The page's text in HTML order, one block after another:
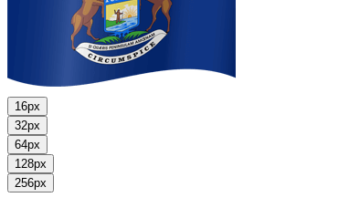
16px
32px
64px
128px
256px